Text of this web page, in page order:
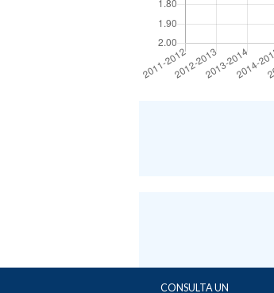
CONSULTA UN